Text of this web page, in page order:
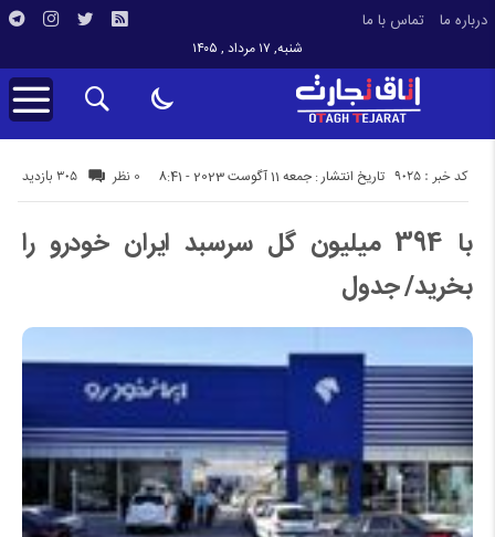
درباره ما تماس با ما
شنبه, ۱۷ مرداد , ۱۴۰۵
تاریخ انتشار : جمعه 11 آگوست 2023 - 8:41 305 بازدید کد خبر : 9025 0 نظر
با 394 میلیون گل سرسبد ایران خودرو را
بخرید/ جدول